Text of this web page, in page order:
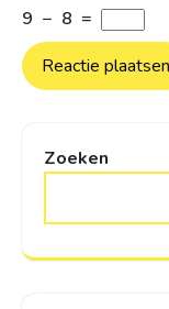
9 − 8 =
Zoeken